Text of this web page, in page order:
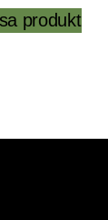
produkt